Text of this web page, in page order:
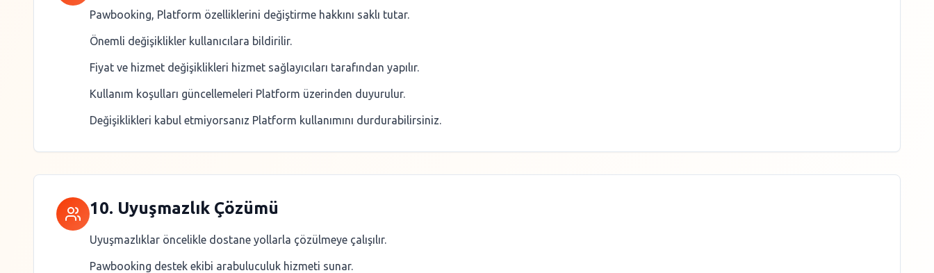
Pawbooking, Platform özelliklerini değiştirme hakkını saklı tutar.
Önemli değişiklikler kullanıcılara bildirilir.
Fiyat ve hizmet değişiklikleri hizmet sağlayıcıları tarafından yapılır.
Kullanım koşulları güncellemeleri Platform üzerinden duyurulur.
Değişiklikleri kabul etmiyorsanız Platform kullanımını durdurabilirsiniz.
10. Uyuşmazlık Çözümü
Uyuşmazlıklar öncelikle dostane yollarla çözülmeye çalışılır.
Pawbooking destek ekibi arabuluculuk hizmeti sunar.